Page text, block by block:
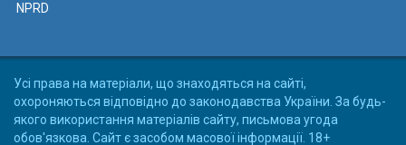
NPRD
Усі права на матеріали, що знаходяться на сайті,
охороняються відповідно до законодавства України. За будь-
якого використання матеріалів сайту, письмова угода
обов'язкова. Сайт є засобом масової інформації. 18+